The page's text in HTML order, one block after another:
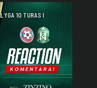
10 TURAS I